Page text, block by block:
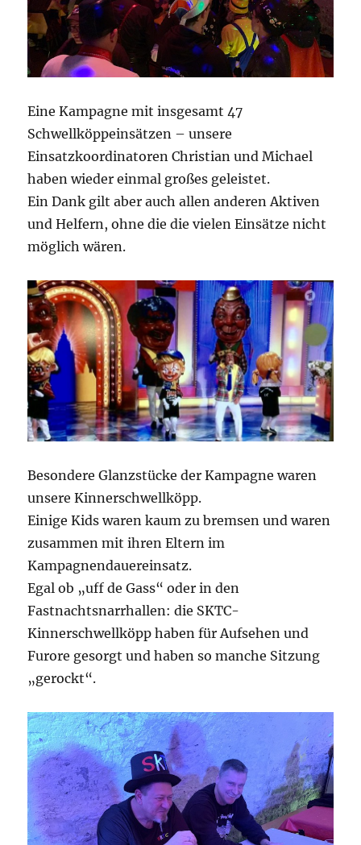
Eine Kampagne mit insgesamt 47
Schwellköppeinsätzen – unsere
Einsatzkoordinatoren Christian und Michael
haben wieder einmal großes geleistet.
Ein Dank gilt aber auch allen anderen Aktiven
und Helfern, ohne die die vielen Einsätze nicht
möglich wären.
Besondere Glanzstücke der Kampagne waren
unsere Kinnerschwellköpp.
Einige Kids waren kaum zu bremsen und waren
zusammen mit ihren Eltern im
Kampagnendauereinsatz.
Egal ob „uff de Gass“ oder in den
Fastnachtsnarrhallen: die SKTC-
Kinnerschwellköpp haben für Aufsehen und
Furore gesorgt und haben so manche Sitzung
„gerockt“.